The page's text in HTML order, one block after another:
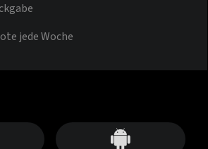
jede Woche